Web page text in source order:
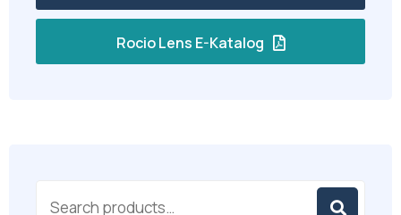
Rocio Lens E-Katalog